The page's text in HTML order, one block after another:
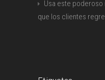
Usa este
que los clientes